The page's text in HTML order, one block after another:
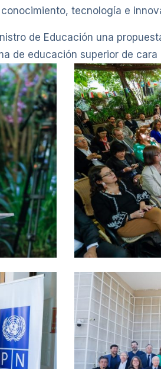
tecnología e
de Educación una
de educación superior de